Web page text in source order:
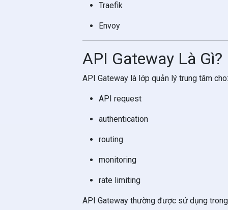
Traefik
Envoy
API Gateway Là Gì?
API Gateway là lớp quản lý trung tâm cho:
API request
authentication
routing
monitoring
rate limiting
API Gateway thường được sử dụng